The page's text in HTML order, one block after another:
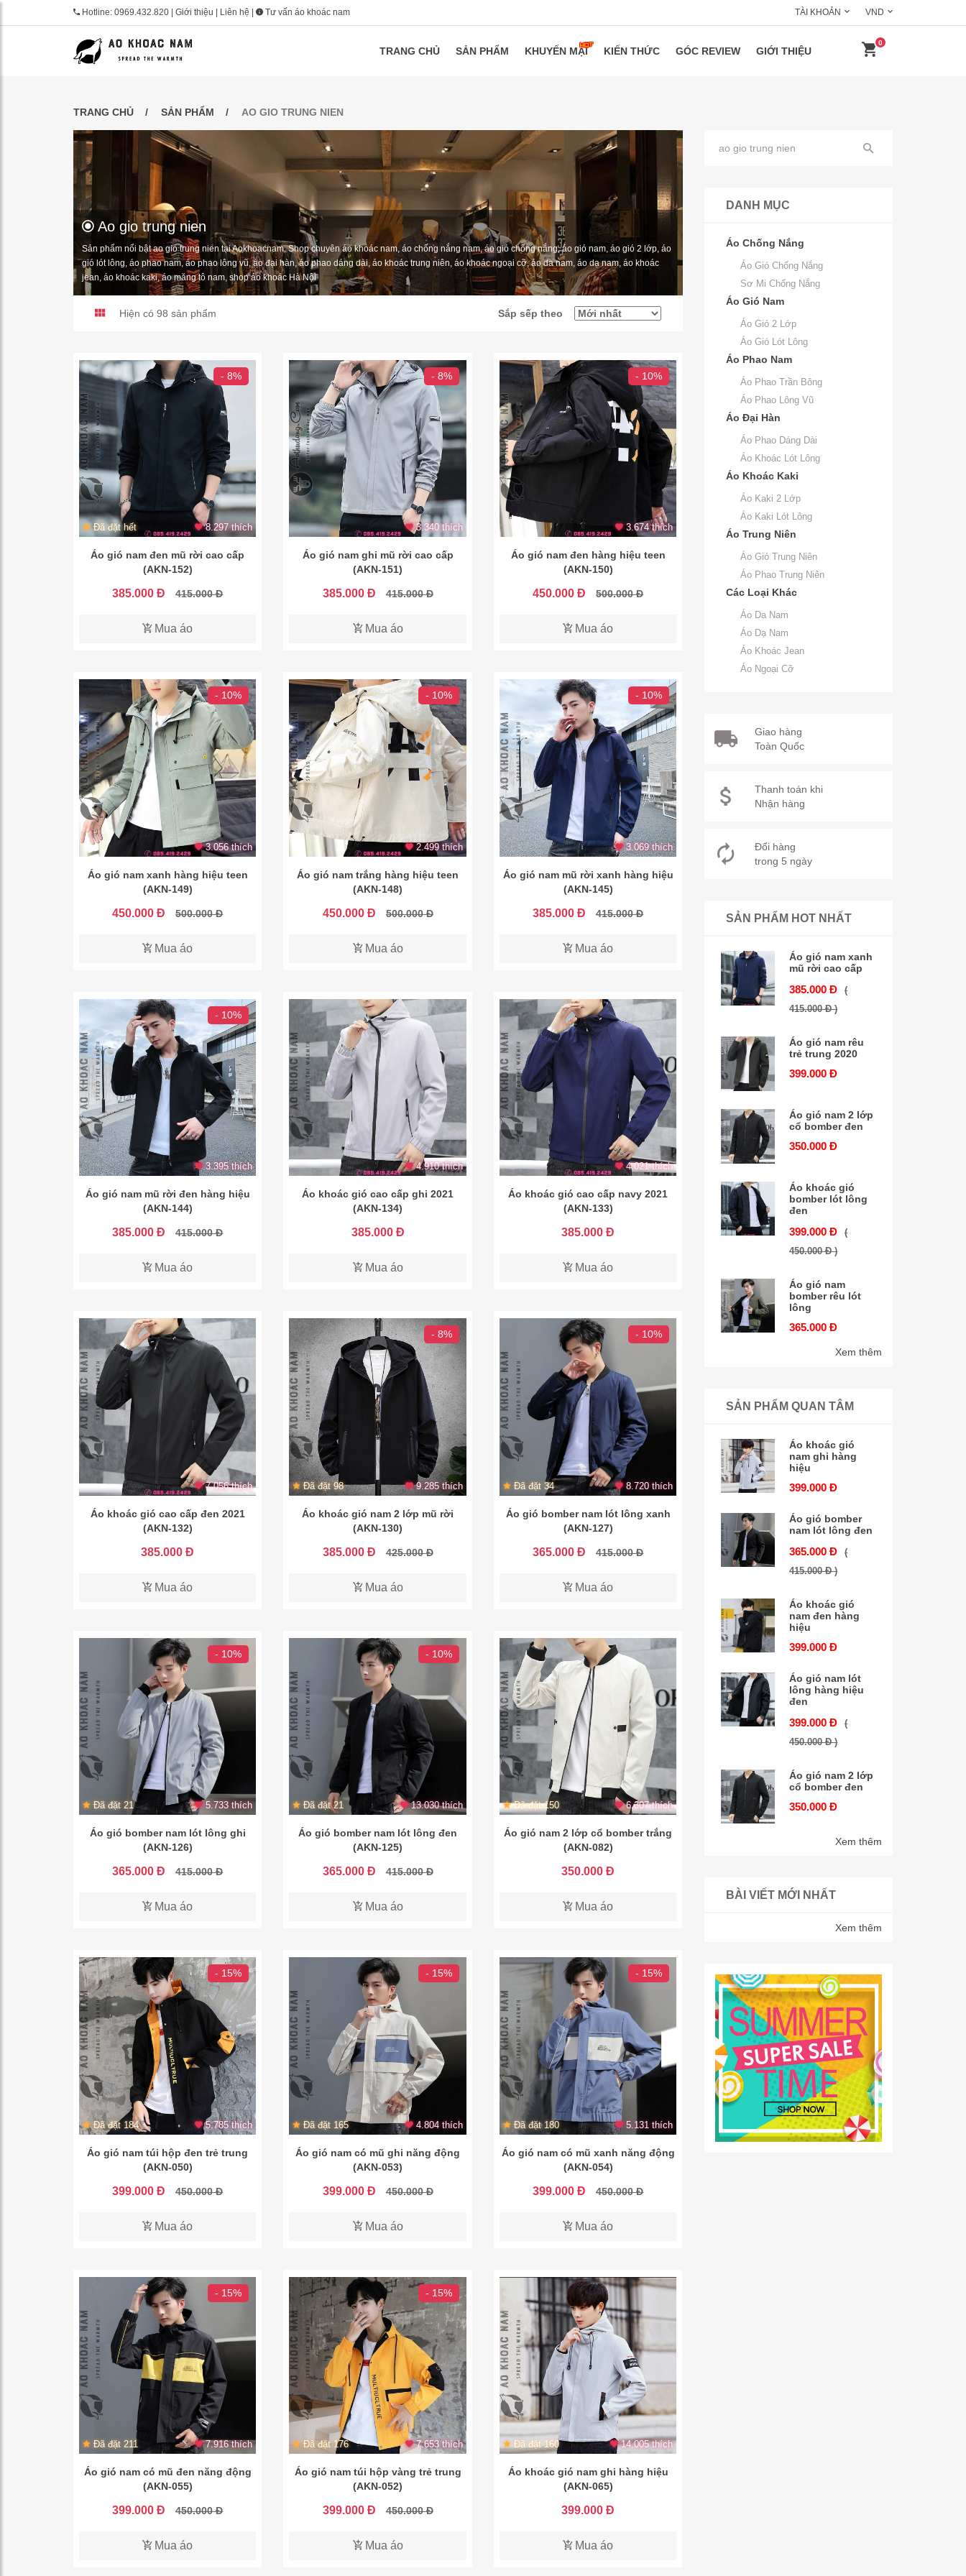
Hotline: 0969.432.820 Giới thiệu Liên hệ Tư vấn áo khoác nam TÀI KHOẢN VND
TRANG CHỦ SẢN PHẨM KHUYẾN MẠI KIẾN THỨC GÓC REVIEW GIỚI THIỆU
0
TRANG CHỦ SẢN PHẨM AO GIO TRUNG NIEN
Ao gio trung nien
Sản phẩm nổi bật ao gio trung nien tại Aokhoacnam. Shop chuyên áo khoác nam, áo chống nắng nam, áo gió chống nắng, áo gió nam, áo gió 2 lớp, áo
gió lót lông, áo phao nam, áo phao lông vũ, áo đại hàn, áo phao dáng dài, áo khoác trung niên, áo khoác ngoại cỡ, áo da nam, áo dạ nam, áo khoác
jean, áo khoác kaki, áo măng tô nam, shop áo khoác Hà Nội
Hiện có 98 sản phẩm Sắp sếp theo
- 8%
Đã đặt hết 8.297 thích
Áo gió nam đen mũ rời cao cấp
(AKN-152)
385.000 Đ 415.000 Đ
Mua áo
- 8%
3.340 thích
Áo gió nam ghi mũ rời cao cấp
(AKN-151)
385.000 Đ 415.000 Đ
Mua áo
- 10%
3.674 thích
Áo gió nam đen hàng hiệu teen
(AKN-150)
450.000 Đ 500.000 Đ
Mua áo
- 10%
3.056 thích
Áo gió nam xanh hàng hiệu teen
(AKN-149)
450.000 Đ 500.000 Đ
Mua áo
- 10%
2.499 thích
Áo gió nam trắng hàng hiệu teen
(AKN-148)
450.000 Đ 500.000 Đ
Mua áo
- 10%
3.069 thích
Áo gió nam mũ rời xanh hàng hiệu
(AKN-145)
385.000 Đ 415.000 Đ
Mua áo
- 10%
3.395 thích
Áo gió nam mũ rời đen hàng hiệu
(AKN-144)
385.000 Đ 415.000 Đ
Mua áo
4.910 thích
Áo khoác gió cao cấp ghi 2021
(AKN-134)
385.000 Đ
Mua áo
4.021 thích
Áo khoác gió cao cấp navy 2021
(AKN-133)
385.000 Đ
Mua áo
7.056 thích
Áo khoác gió cao cấp đen 2021
(AKN-132)
385.000 Đ
Mua áo
- 8%
Đã đặt 98 9.285 thích
Áo khoác gió nam 2 lớp mũ rời
(AKN-130)
385.000 Đ 425.000 Đ
Mua áo
- 10%
Đã đặt 34 8.720 thích
Áo gió bomber nam lót lông xanh
(AKN-127)
365.000 Đ 415.000 Đ
Mua áo
- 10%
Đã đặt 21 5.733 thích
Áo gió bomber nam lót lông ghi
(AKN-126)
365.000 Đ 415.000 Đ
Mua áo
- 10%
Đã đặt 21 13.030 thích
Áo gió bomber nam lót lông đen
(AKN-125)
365.000 Đ 415.000 Đ
Mua áo
Đã đặt 150 6.307 thích
Áo gió nam 2 lớp cổ bomber trắng
(AKN-082)
350.000 Đ
Mua áo
- 15%
Đã đặt 184 5.785 thích
Áo gió nam túi hộp đen trẻ trung
(AKN-050)
399.000 Đ 450.000 Đ
Mua áo
- 15%
Đã đặt 165 4.804 thích
Áo gió nam có mũ ghi năng động
(AKN-053)
399.000 Đ 450.000 Đ
Mua áo
- 15%
Đã đặt 180 5.131 thích
Áo gió nam có mũ xanh năng động
(AKN-054)
399.000 Đ 450.000 Đ
Mua áo
- 15%
Đã đặt 211 7.916 thích
Áo gió nam có mũ đen năng động
(AKN-055)
399.000 Đ 450.000 Đ
Mua áo
- 15%
Đã đặt 176 7.653 thích
Áo gió nam túi hộp vàng trẻ trung
(AKN-052)
399.000 Đ 450.000 Đ
Mua áo
Đã đặt 160 14.005 thích
Áo khoác gió nam ghi hàng hiệu
(AKN-065)
399.000 Đ
Mua áo
DANH MỤC
Áo Chống Nắng
Áo Gió Chống Nắng
Sơ Mi Chống Nắng
Áo Gió Nam
Áo Gió 2 Lớp
Áo Gió Lót Lông
Áo Phao Nam
Áo Phao Trần Bông
Áo Phao Lông Vũ
Áo Đại Hàn
Áo Phao Dáng Dài
Áo Khoác Lót Lông
Áo Khoác Kaki
Áo Kaki 2 Lớp
Áo Kaki Lót Lông
Áo Trung Niên
Áo Gió Trung Niên
Áo Phao Trung Niên
Các Loại Khác
Áo Da Nam
Áo Dạ Nam
Áo Khoác Jean
Áo Ngoại Cỡ
Giao hàng
Toàn Quốc
Thanh toán khi
Nhận hàng
Đổi hàng
trong 5 ngày
SẢN PHẨM HOT NHẤT
Áo gió nam xanh
mũ rời cao cấp
385.000 Đ
(
415.000 Đ )
Áo gió nam rêu
trẻ trung 2020
399.000 Đ
Áo gió nam 2 lớp
cổ bomber đen
350.000 Đ
Áo khoác gió
bomber lót lông
đen
399.000 Đ
(
450.000 Đ )
Áo gió nam
bomber rêu lót
lông
365.000 Đ
Xem thêm
SẢN PHẨM QUAN TÂM
Áo khoác gió
nam ghi hàng
hiệu
399.000 Đ
Áo gió bomber
nam lót lông đen
365.000 Đ
(
415.000 Đ )
Áo khoác gió
nam đen hàng
hiệu
399.000 Đ
Áo gió nam lót
lông hàng hiệu
đen
399.000 Đ
(
450.000 Đ )
Áo gió nam 2 lớp
cổ bomber đen
350.000 Đ
Xem thêm
BÀI VIẾT MỚI NHẤT
Xem thêm